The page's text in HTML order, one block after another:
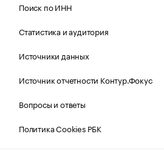
Поиск по ИНН
Статистика и аудитория
Источники данных
Источник отчетности Контур.Фокус
Вопросы и ответы
Политика Cookies РБК